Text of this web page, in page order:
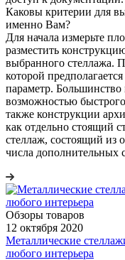
Каковы критерии для
именно Вам?
Для начала измерьте
разместить
выбранного стеллажа.
которой
параметр. Большинство
возможностью
также конструкции
как отдельно стоящий
стеллаж, состоящий из
числа дополнительных
Обзоры товаров
12 октября 2020
Металлические
любого интерьера